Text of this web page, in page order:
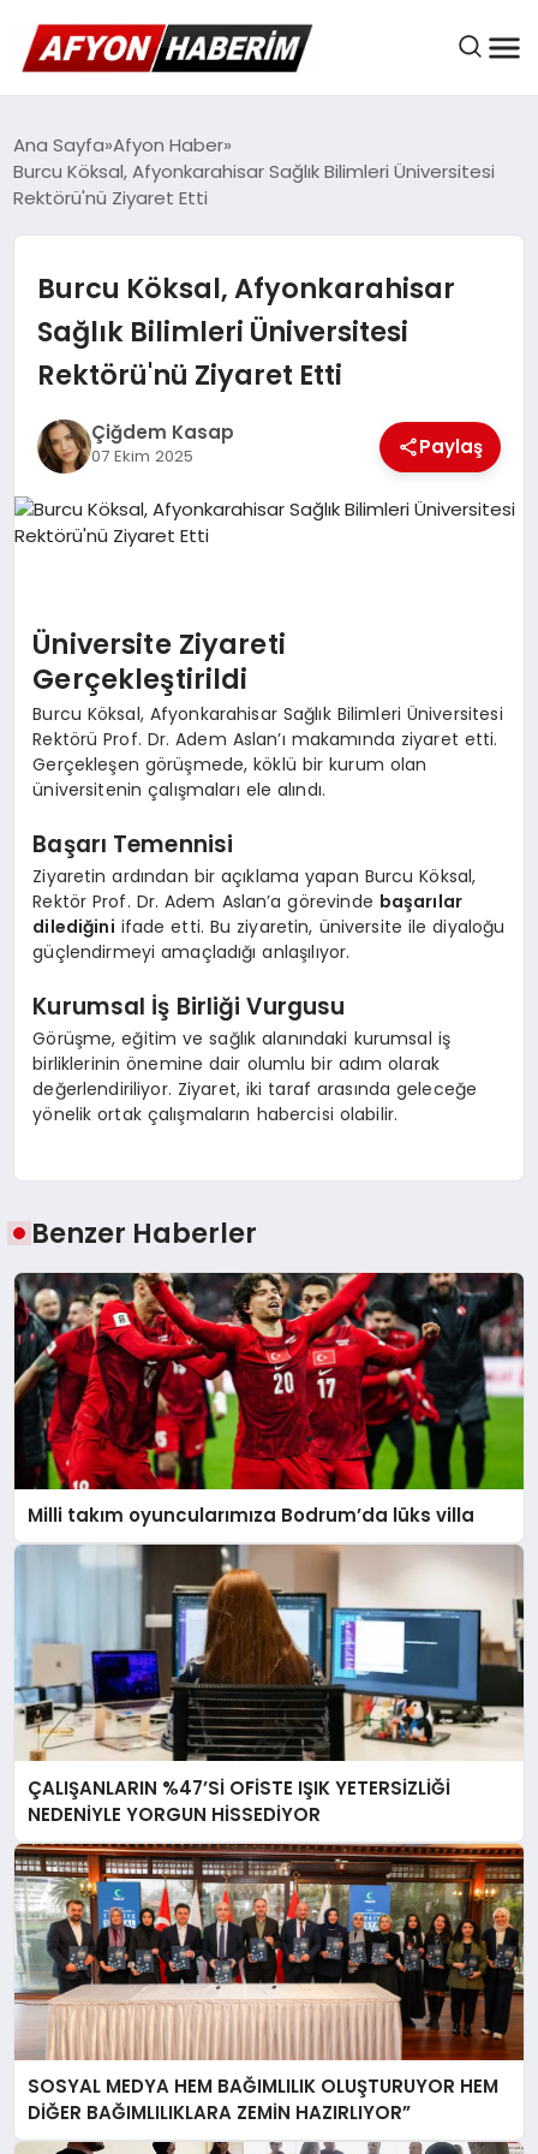
AFYON HABER
GÜNDEM
BELEDIYELER
DÜNYA
MAGAZIN
SAĞLIK
TEKNOLOJI
Ana Sayfa Afyon Haber
Burcu Köksal, Afyonkarahisar Sağlık Bilimleri Üniversitesi
Rektörü'nü Ziyaret Etti
Burcu Köksal, Afyonkarahisar
Sağlık Bilimleri Üniversitesi
Rektörü'nü Ziyaret Etti
Çiğdem Kasap
07 Ekim 2025 Paylaş
Üniversite Ziyareti
Gerçekleştirildi
Burcu Köksal, Afyonkarahisar Sağlık Bilimleri Üniversitesi
Rektörü Prof. Dr. Adem Aslan’ı makamında ziyaret etti.
Gerçekleşen görüşmede, köklü bir kurum olan
üniversitenin çalışmaları ele alındı.
Başarı Temennisi
Ziyaretin ardından bir açıklama yapan Burcu Köksal,
Rektör Prof. Dr. Adem Aslan’a görevinde başarılar
dilediğini ifade etti. Bu ziyaretin, üniversite ile diyaloğu
güçlendirmeyi amaçladığı anlaşılıyor.
Kurumsal İş Birliği Vurgusu
Görüşme, eğitim ve sağlık alanındaki kurumsal iş
birliklerinin önemine dair olumlu bir adım olarak
değerlendiriliyor. Ziyaret, iki taraf arasında geleceğe
yönelik ortak çalışmaların habercisi olabilir.
Benzer Haberler
Milli takım oyuncularımıza Bodrum’da lüks villa
ÇALIŞANLARIN %47’Sİ OFİSTE IŞIK YETERSİZLİĞİ
NEDENİYLE YORGUN HİSSEDİYOR
SOSYAL MEDYA HEM BAĞIMLILIK OLUŞTURUYOR HEM
DİĞER BAĞIMLILIKLARA ZEMİN HAZIRLIYOR”